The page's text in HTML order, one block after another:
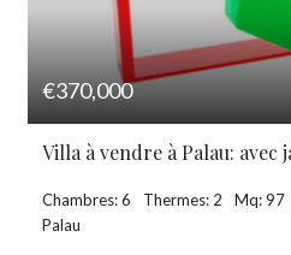
€370,000
Villa à vendre à Palau:
Chambres: 6 Thermes: 2
Mq: 97
Palau